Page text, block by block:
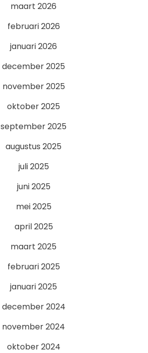
maart 2026
februari 2026
januari 2026
december 2025
november 2025
oktober 2025
september 2025
augustus 2025
juli 2025
juni 2025
mei 2025
april 2025
maart 2025
februari 2025
januari 2025
december 2024
november 2024
oktober 2024